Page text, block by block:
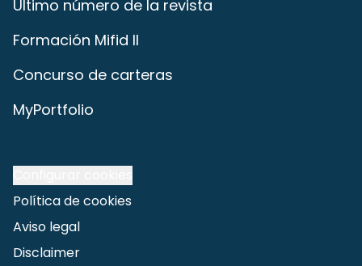
Último número de la revista
Formación Mifid II
Concurso de carteras
MyPortfolio
Política de cookies
Aviso legal
Disclaimer